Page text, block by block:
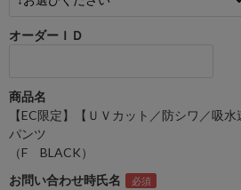
オーダーＩＤ
商品名
【EC限定】【ＵＶカット／防シワ／吸
パンツ
（F BLACK）
お問い合わせ時氏名